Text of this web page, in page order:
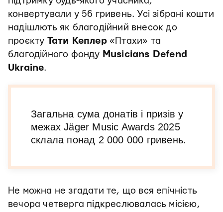
конвертували у 56 гривень. Усі зібрані кошти
надішлють як благодійний внесок до
проєкту Тати Кеплер«Птахи» та
благодійного фонду Musicians Defend
Ukraine.
Загальна сума донатів і призів у
межах Jäger Music Awards 2025
склала понад 2 000 000 гривень.
Не можна не згадати те, що вся епічність
вечора четверга підкреслювалась місією,